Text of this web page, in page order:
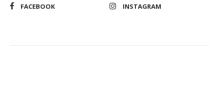
FACEBOOK INSTAGRAM